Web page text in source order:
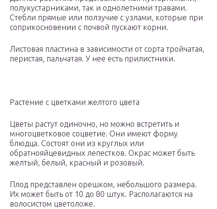
полукустарниками, так и однолетними травами.
Стебли прямые или ползучие с узлами, которые при
соприкосновении с почвой пускают корни.
Листовая пластина в зависимости от сорта тройчатая,
перистая, пальчатая. У нее есть прилистники.
Растение с цветками желтого цвета
Цветы растут одиночно, но можно встретить и
многоцветковое соцветие. Они имеют форму
блюдца. Состоят они из круглых или
обратнояйцевидных лепестков. Окрас может быть
желтый, белый, красный и розовый.
Плод представлен орешком, небольшого размера.
Их может быть от 10 до 80 штук. Располагаются на
волосистом цветоложе.